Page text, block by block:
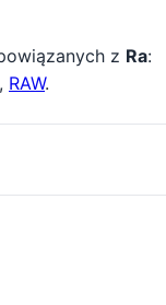
z Ra:
, RAW.